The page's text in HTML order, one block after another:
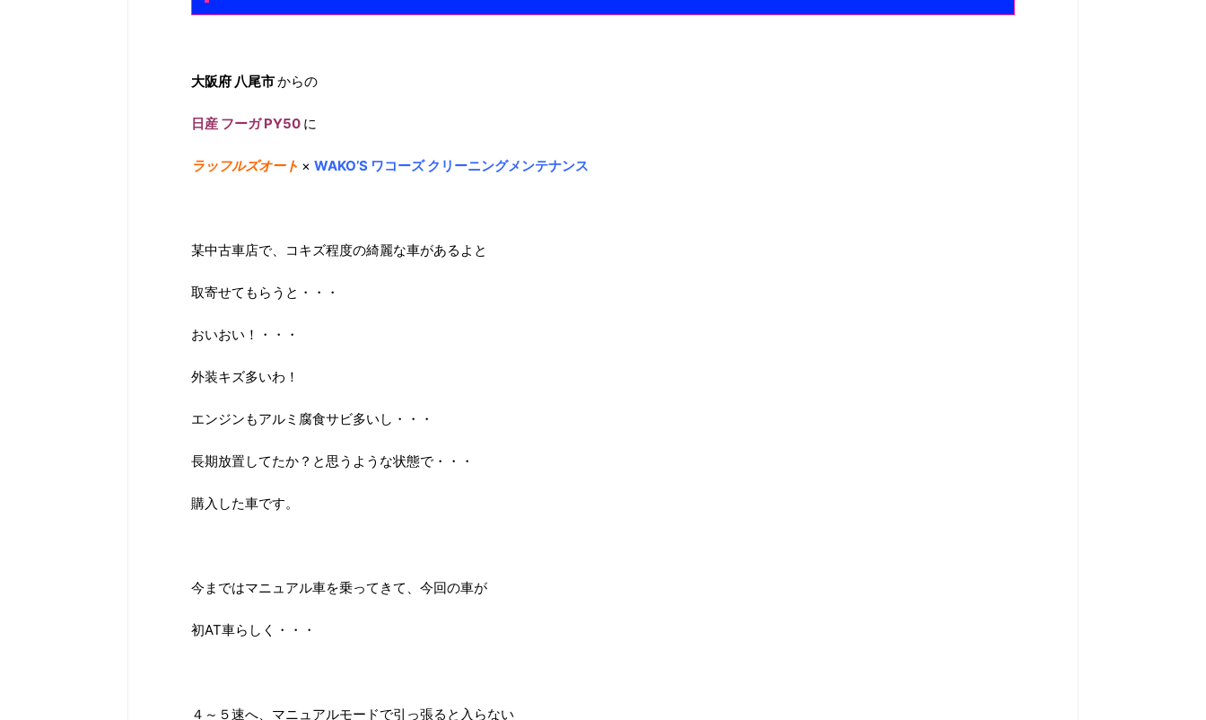
大阪府 八尾市からの
日産 フーガ PY50 に
ラッフルズオート × WAKO’S ワコーズ クリーニングメンテナンス
某中古車店で、コキズ程度の綺麗な車があるよと
取寄せてもらうと・・・
おいおい！・・・
外装キズ多いわ！
エンジンもアルミ腐食サビ多いし・・・
長期放置してたか？と思うような状態で・・・
購入した車です。
今まではマニュアル車を乗ってきて、今回の車が
初AT車らしく・・・
４～５速へ、マニュアルモードで引っ張ると入らない